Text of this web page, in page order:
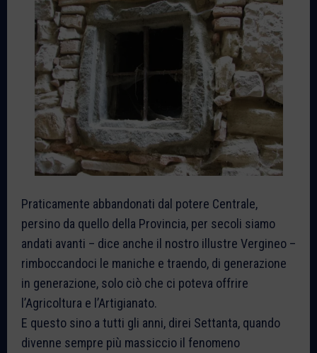
Praticamente abbandonati dal potere Centrale,
persino da quello della Provincia, per secoli siamo
andati avanti – dice anche il nostro illustre Vergineo –
rimboccandoci le maniche e traendo, di generazione
in generazione, solo ciò che ci poteva offrire
l’Agricoltura e l’Artigianato.
E questo sino a tutti gli anni, direi Settanta, quando
divenne sempre più massiccio il fenomeno